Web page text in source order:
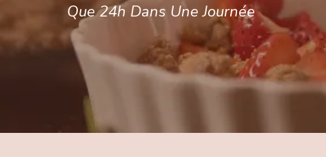
Que 24h Dans Une Journée